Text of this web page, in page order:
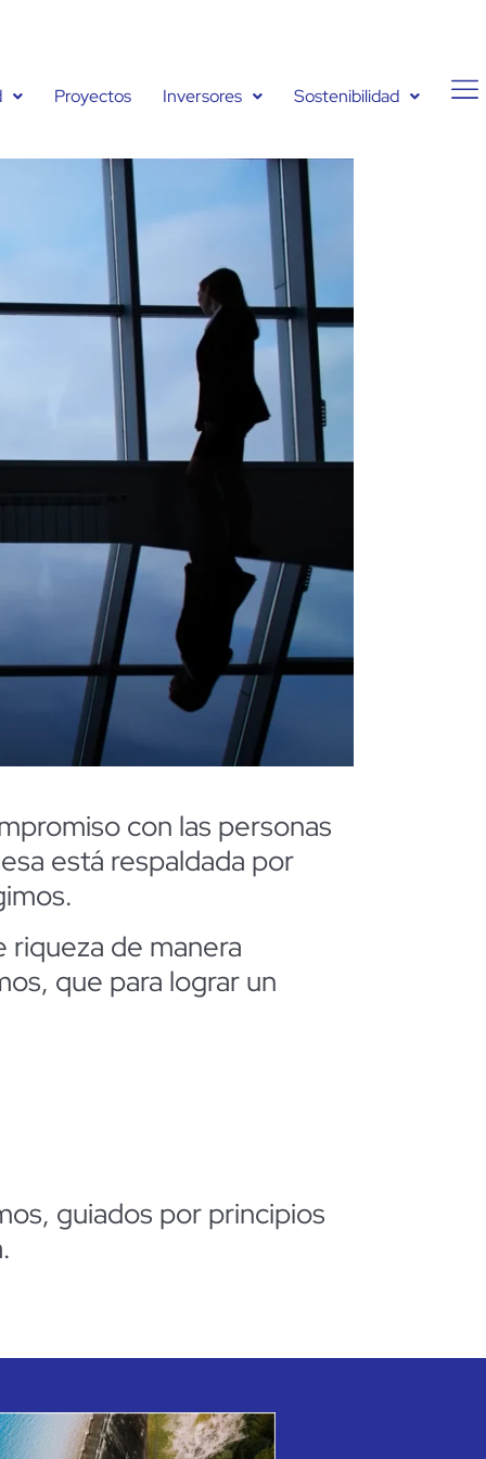
Proyectos Inversores Sostenibilidad
promiso con las personas
está respaldada por
riqueza de manera
que para lograr un
guiados por principios